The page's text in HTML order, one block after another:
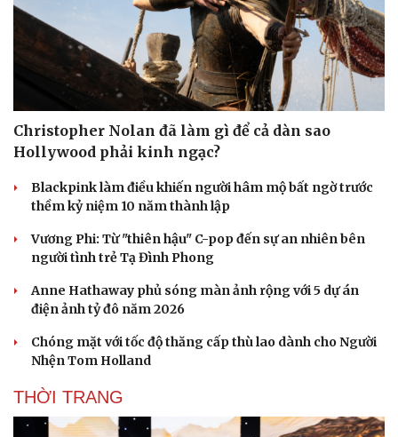
Tư vấn
Săn Tour
check-in
Podcast
Câu chuyện thời sự
Đọc truyện đêm khuya
Cửa sổ tình yêu
Hạt giống tâm hồn
Christopher Nolan đã làm gì để cả dàn sao
Hollywood phải kinh ngạc?
Blackpink làm điều khiến người hâm mộ bất ngờ trước
thềm kỷ niệm 10 năm thành lập
Vương Phi: Từ "thiên hậu" C-pop đến sự an nhiên bên
người tình trẻ Tạ Đình Phong
Anne Hathaway phủ sóng màn ảnh rộng với 5 dự án
điện ảnh tỷ đô năm 2026
Chóng mặt với tốc độ thăng cấp thù lao dành cho Người
Nhện Tom Holland
THỜI TRANG